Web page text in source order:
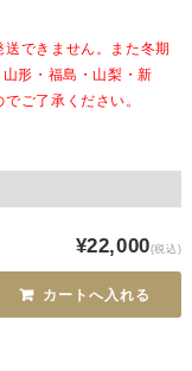
できません。また冬期
形・福島・山梨・新
ご了承ください。
¥22,000(税込)